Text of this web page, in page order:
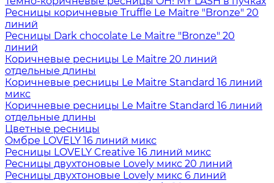
Ресницы коричневые Truffle Le Maitre "Bronze" 20
линий
Ресницы Dark chocolate Le Maitre "Bronze" 20
линий
Коричневые ресницы Le Maitre 20 линий
отдельные длины
Коричневые ресницы Le Maitre Standard 16 линий
микс
Коричневые ресницы Le Maitre Standard 16 линий
отдельные длины
Цветные ресницы
Oмбре LOVELY 16 линий микс
Ресницы LOVELY Creative 16 линий микс
Ресницы двухтоновые Lovely микс 20 линий
Ресницы двухтоновые Lovely микс 6 линий